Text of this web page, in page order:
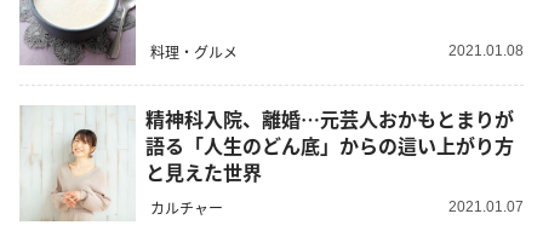
料理・グルメ 2021.01.08
精神科入院、離婚…元芸人おかもとまりが
語る「人生のどん底」からの這い上がり方
と見えた世界
カルチャー 2021.01.07